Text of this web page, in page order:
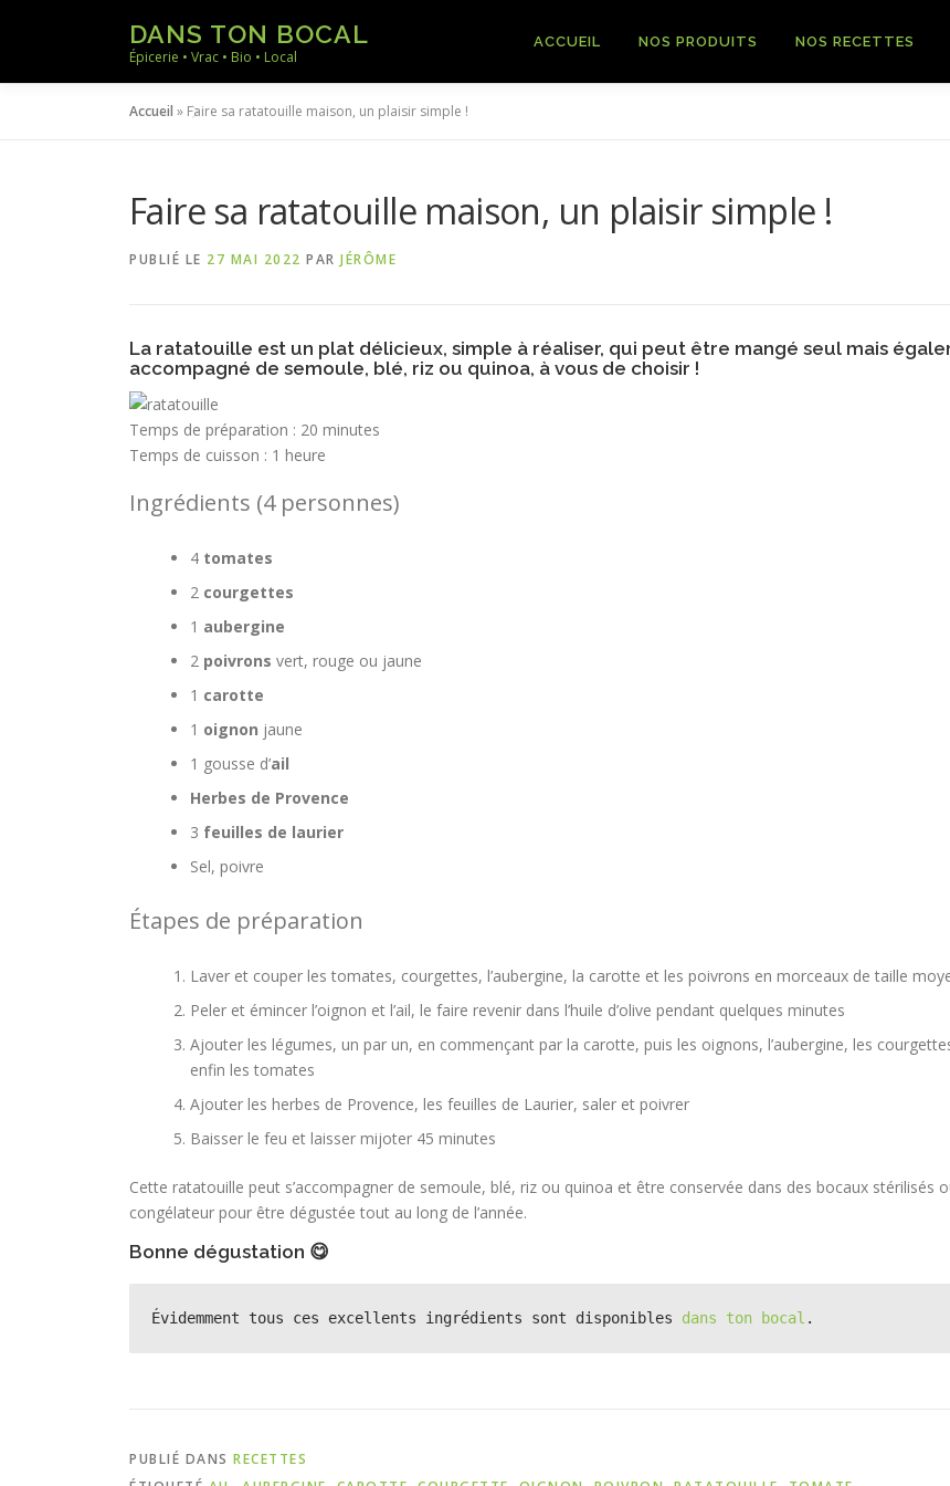
DANS TON BOCAL
Épicerie • Vrac • Bio • Local
ACCUEIL NOS PRODUITS NOS RECETTES
Accueil » Faire sa ratatouille maison, un plaisir simple !
Faire sa ratatouille maison, un plaisir simple !
PUBLIÉ LE 27 MAI 2022 PAR JÉRÔME
La ratatouille est un plat délicieux, simple à réaliser, qui peut être mangé seul mais
accompagné de semoule, blé, riz ou quinoa, à vous de choisir !
Temps de préparation : 20 minutes
Temps de cuisson : 1 heure
Ingrédients (4 personnes)
4 tomates
2 courgettes
1 aubergine
2 poivrons vert, rouge ou jaune
1 carotte
1 oignon jaune
1 gousse d’ail
Herbes de Provence
3 feuilles de laurier
Sel, poivre
Étapes de préparation
Laver et couper les tomates, courgettes, l’aubergine, la carotte et les poivrons en morceaux de taille
Peler et émincer l’oignon et l’ail, le faire revenir dans l’huile d’olive pendant quelques minutes
Ajouter les légumes, un par un, en commençant par la carotte, puis les oignons, l’aubergine, les
enfin les tomates
Ajouter les herbes de Provence, les feuilles de Laurier, saler et poivrer
Baisser le feu et laisser mijoter 45 minutes
Cette ratatouille peut s’accompagner de semoule, blé, riz ou quinoa et être conservée dans des bocaux stérilisés
congélateur pour être dégustée tout au long de l’année.
Bonne dégustation 😋
Évidemment tous ces excellents ingrédients sont disponibles dans ton bocal .
PUBLIÉ DANS RECETTES